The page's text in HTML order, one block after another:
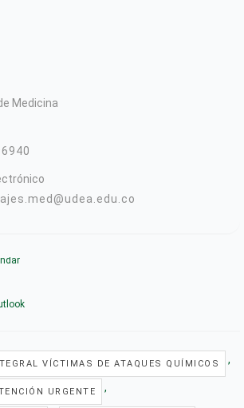
Medicina
VÍCTIMAS DE ATAQUES QUÍMICOS ,
URGENTE ,